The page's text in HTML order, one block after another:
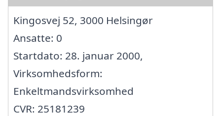
Kingosvej 52, 3000 Helsingør
Ansatte: 0
Startdato: 28. januar 2000,
Virksomhedsform:
Enkeltmandsvirksomhed
CVR: 25181239